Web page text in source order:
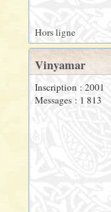
Hors ligne
Vinyamar
Inscription : 2001
Messages : 1 813